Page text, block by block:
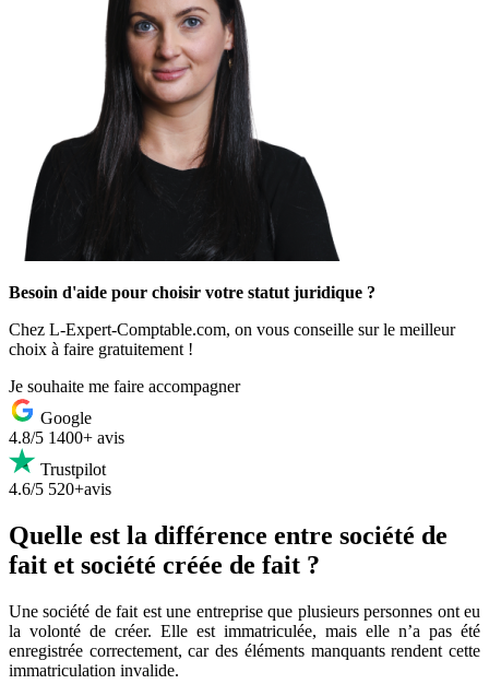
Besoin d'aide pour choisir votre statut juridique ?
Chez L-Expert-Comptable.com, on vous conseille sur le meilleur
choix à faire gratuitement !
Je souhaite me faire accompagner
Google
4.8/5 1400+ avis
Trustpilot
4.6/5 520+avis
Quelle est la différence entre société de
fait et société créée de fait ?
Une société de fait est une entreprise que plusieurs personnes ont eu
la volonté de créer. Elle est immatriculée, mais elle n’a pas été
enregistrée correctement, car des éléments manquants rendent cette
immatriculation invalide.